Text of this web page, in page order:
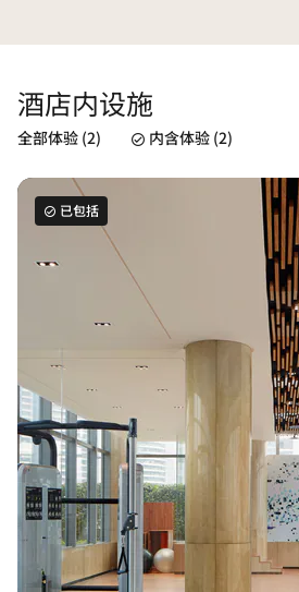
酒店内设施
全部体验 (2) 内含体验 (2)
已包括